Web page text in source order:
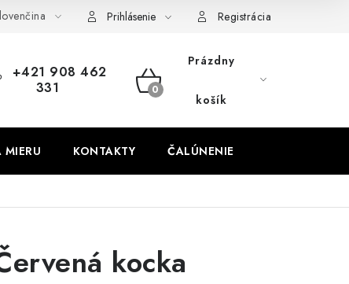
údajov Odstúpenie od zmluvy
Prihlásenie Registrácia
+421 908 462
331
NÁKUPNÝ
Prázdny
košík
MIERU KONTAKTY ČALÚNENIE
kocka